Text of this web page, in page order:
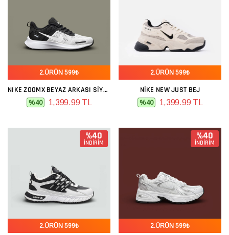
2.ÜRÜN 599₺
NIKE ZOOMX BEYAZ ARKASI SIYAH
%40 1,399.99 TL
2.ÜRÜN 599₺
NIKE NEW JUST BEJ
%40 1,399.99 TL
%40
İNDİRİM
2.ÜRÜN 599₺
%40
İNDİRİM
2.ÜRÜN 599₺